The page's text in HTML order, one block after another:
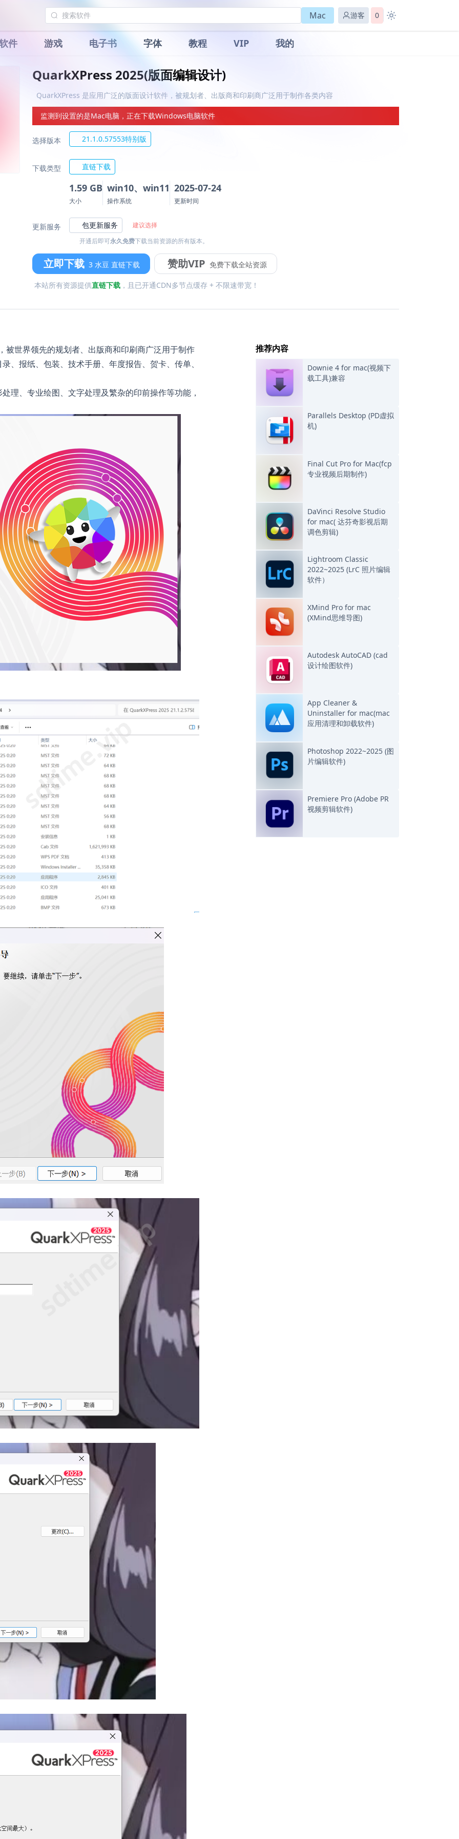
Mac 游客 0
件 游戏 电子书 字体 教程 VIP 我的
QuarkXPress 2025(版面编辑设计)
QuarkXPress 是应用广泛的版面设计软件，被规划者、出版商和印刷商广泛用于制作各类内容
监测到设置的是Mac电脑，正在下载Windows电脑软件
选择版本 21.1.0.57553特别版
下载类型 直链下载
1.59 GB
大小
win10、win11
操作系统
2025-07-24
更新时间
更新服务 包更新服务
建议选择
开通后即可永久免费下载当前资源的所有版本。
立即下载 3 水豆 直链下载 赞助VIP 免费下载全站资源
本站所有资源提供直链下载 ，且已开通CDN多节点缓存 + 不限速带宽！
世界领先的规划者、出版商和印刷商广泛用于制作
、报纸、包装、技术手册、年度报告、贺卡、传单、
理、专业绘图、文字处理及繁杂的印前操作等功能，
推荐内容
Downie 4 for mac(视频下
载工具)兼容
Parallels Desktop (PD虚拟
机)
Final Cut Pro for Mac(fcp
专业视频后期制作)
DaVinci Resolve Studio
for mac( 达芬奇影视后期
调色剪辑)
Lightroom Classic
2022~2025 (LrC 照片编辑
软件）
XMind Pro for mac
(XMind思维导图)
Autodesk AutoCAD (cad
设计绘图软件)
App Cleaner &
Uninstaller for mac(mac
应用清理和卸载软件)
Photoshop 2022~2025 (图
片编辑软件)
Premiere Pro (Adobe PR
视频剪辑软件)